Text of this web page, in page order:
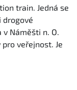
train. Jedná se
Náměšti n. O.
veřejnost. Je